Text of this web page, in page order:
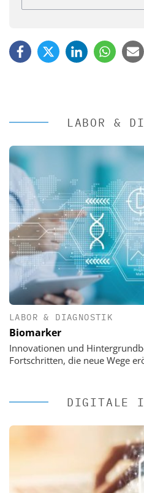
LABOR &
LABOR & DIAGNOSTIK
Biomarker
Innovationen und
Fortschritten, die neue Wege
DIGITALE